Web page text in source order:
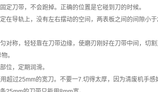
刀带，不会跑掉。正确的位置是它碰到刀的时候。
导轨上，没有左右摆动的空间，两表板之间的间隙小
称，轻轻靠在刀带边缘，使磨刃刚好在刀带中间，切割
。
，定期润滑。
过25mm的宽刀。不要一7.切得太厚，因为清废机手感